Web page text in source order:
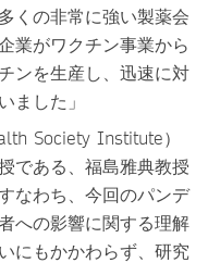
くの非常に強い製薬会
業がワクチン事業から
ンを生産し、迅速に対
ました」
Society Institute）
である、 福島雅典教授
なわち、今回のパンデ
への影響に関する理解
にもかかわらず、研究